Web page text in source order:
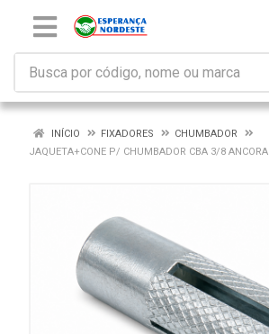
INÍCIO FIXADORES
CHUMBADOR
JAQUETA+CONE P/ CHUMBADOR CBA 3/8 ANCORA